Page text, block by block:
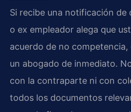
Si recibe una notificación de
o ex empleador alega que
acuerdo de no
un abogado de inmediato.
con la contraparte ni con
todos los documentos